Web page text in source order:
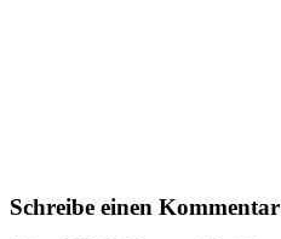
Schreibe einen Kommentar